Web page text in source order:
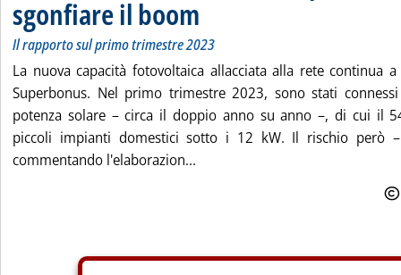
sgonfiare il boom
Il rapporto sul primo trimestre 2023
La nuova capacità fotovoltaica allacciata alla rete continua
Superbonus. Nel primo trimestre 2023, sono stati
potenza solare – circa il doppio anno su anno –, di cui il
piccoli impianti domestici sotto i 12 kW. Il rischio però –
commentando l'elaborazion...